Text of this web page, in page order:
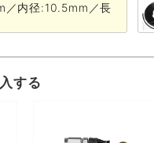
／内径:10.5mm／長
する